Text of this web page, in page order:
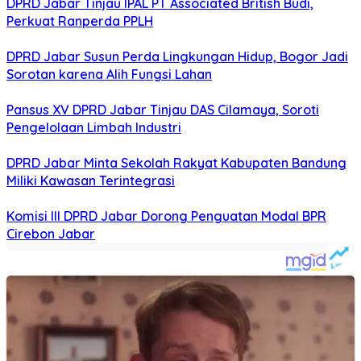
DPRD Jabar Tinjau IPAL PT Associated British Budi,
Perkuat Ranperda PPLH
DPRD Jabar Susun Perda Lingkungan Hidup, Bogor Jadi
Sorotan karena Alih Fungsi Lahan
Pansus XV DPRD Jabar Tinjau DAS Cilamaya, Soroti
Pengelolaan Limbah Industri
DPRD Jabar Minta Sekolah Rakyat Kabupaten Bandung
Miliki Kawasan Terintegrasi
Komisi III DPRD Jabar Dorong Penguatan Modal BPR
Cirebon Jabar